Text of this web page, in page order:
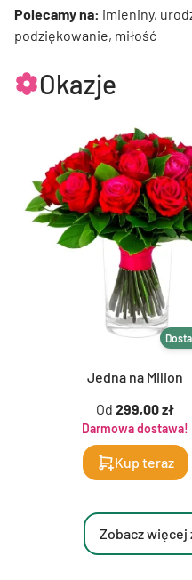
Polecamy na: imieniny,
podziękowanie, miłość
Okazje
Jedna na Milion
Od 299,00 zł
Darmowa dostawa!
Kup teraz
Zobacz więcej